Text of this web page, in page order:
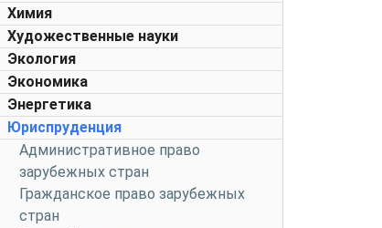
Химия
Художественные науки
Экология
Экономика
Энергетика
Юриспруденция
Административное право
зарубежных стран
Гражданское право зарубежных
стран